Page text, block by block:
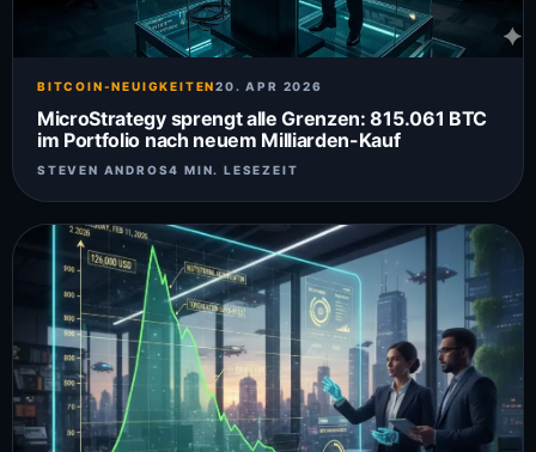
BITCOIN-NEUIGKEITEN20. APR 2026
MicroStrategy sprengt alle Grenzen: 815.061 BTC
im Portfolio nach neuem Milliarden-Kauf
STEVEN ANDROS4 MIN. LESEZEIT